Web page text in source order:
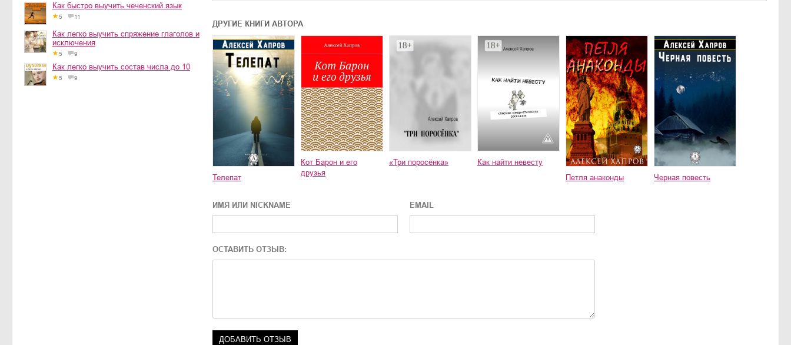
Как быстро выучить чеченский язык
5 11
Как легко выучить спряжение глаголов и
исключения
5 9
Как легко выучить состав числа до 10
5 9
ДРУГИЕ КНИГИ АВТОРА
Телепат
Кот Барон и его
друзья
«Три поросёнка»
Как найти невесту
Петля анаконды
Черная повесть
ИМЯ ИЛИ NICKNAME EMAIL
ОСТАВИТЬ ОТЗЫВ: